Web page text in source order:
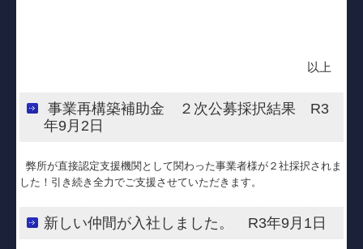
以上
事業再構築補助金 ２次公募採択結果 R3
年9月2日
弊所が直接認定支援機関として関わった事業者様が２社採択されま
した！引き続き全力でご支援させていただきます。
新しい仲間が入社しました。 R3年9月1日